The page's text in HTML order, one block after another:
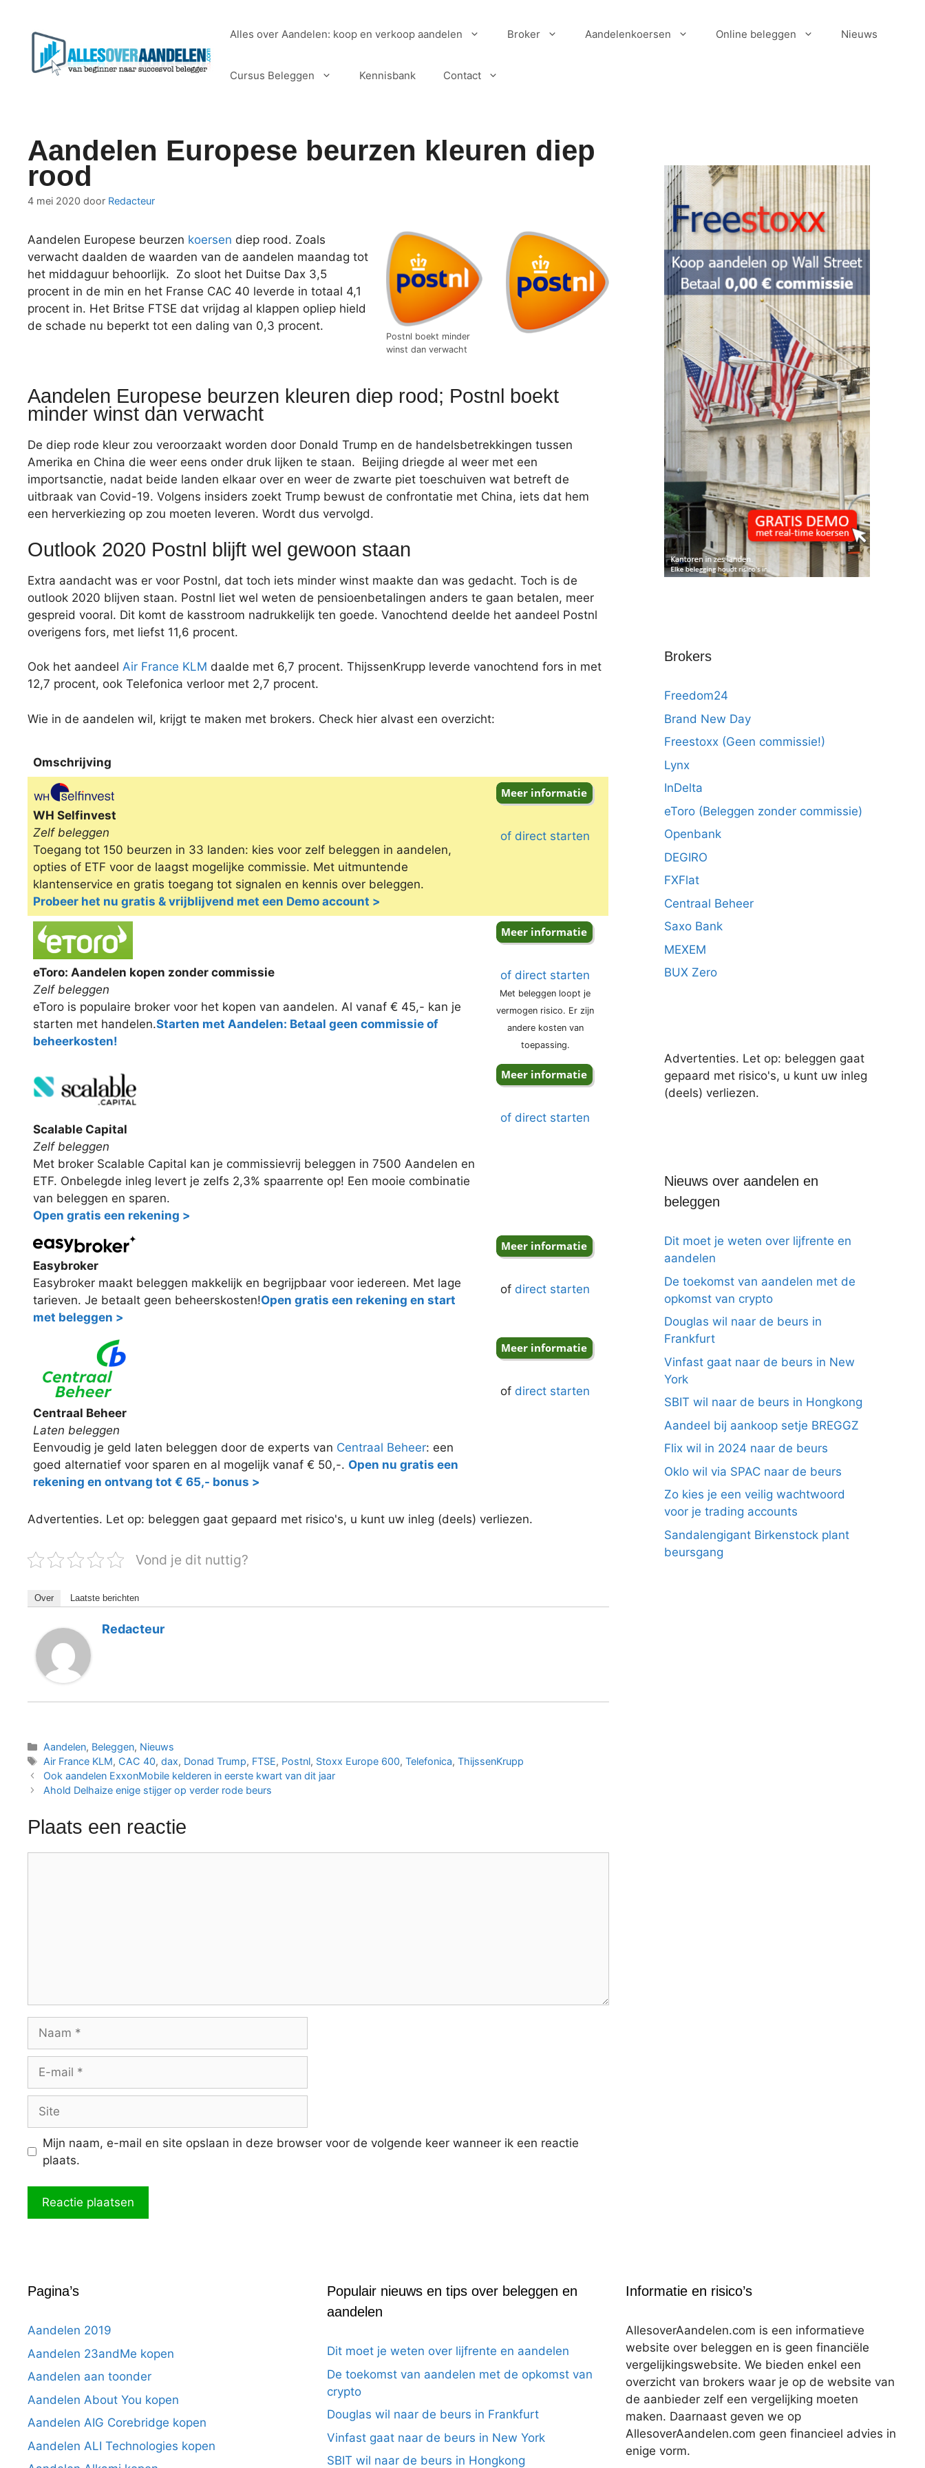
Alles over Aandelen: koop en verkoop aandelen Broker Aandelenkoersen Online beleggen Nieuws
Cursus Beleggen Kennisbank Contact
Aandelen Europese beurzen kleuren diep
rood
4 mei 2020 door Redacteur
Postnl boekt minder
winst dan verwacht
Aandelen Europese beurzen koersen diep rood. Zoals
verwacht daalden de waarden van de aandelen maandag tot
het middaguur behoorlijk. Zo sloot het Duitse Dax 3,5
procent in de min en het Franse CAC 40 leverde in totaal 4,1
procent in. Het Britse FTSE dat vrijdag al klappen opliep hield
de schade nu beperkt tot een daling van 0,3 procent.
Aandelen Europese beurzen kleuren diep rood; Postnl boekt
minder winst dan verwacht
De diep rode kleur zou veroorzaakt worden door Donald Trump en de handelsbetrekkingen tussen
Amerika en China die weer eens onder druk lijken te staan. Beijing driegde al weer met een
importsanctie, nadat beide landen elkaar over en weer de zwarte piet toeschuiven wat betreft de
uitbraak van Covid-19. Volgens insiders zoekt Trump bewust de confrontatie met China, iets dat hem
een herverkiezing op zou moeten leveren. Wordt dus vervolgd.
Outlook 2020 Postnl blijft wel gewoon staan
Extra aandacht was er voor Postnl, dat toch iets minder winst maakte dan was gedacht. Toch is de
outlook 2020 blijven staan. Postnl liet wel weten de pensioenbetalingen anders te gaan betalen, meer
gespreid vooral. Dit komt de kasstroom nadrukkelijk ten goede. Vanochtend deelde het aandeel Postnl
overigens fors, met liefst 11,6 procent.
Ook het aandeel Air France KLM daalde met 6,7 procent. ThijssenKrupp leverde vanochtend fors in met
12,7 procent, ook Telefonica verloor met 2,7 procent.
Wie in de aandelen wil, krijgt te maken met brokers. Check hier alvast een overzicht:
Omschrijving
Omschrijving
WH Selfinvest
Zelf beleggen
Toegang tot 150 beurzen in 33 landen: kies voor zelf beleggen in aandelen,
opties of ETF voor de laagst mogelijke commissie. Met uitmuntende
klantenservice en gratis toegang tot signalen en kennis over beleggen.
Probeer het nu gratis & vrijblijvend met een Demo account >
of direct starten
eToro: Aandelen kopen zonder commissie
Zelf beleggen
eToro is populaire broker voor het kopen van aandelen. Al vanaf € 45,- kan je
starten met handelen.Starten met Aandelen: Betaal geen commissie of
beheerkosten!
of direct starten
Met beleggen loopt je
vermogen risico. Er zijn
andere kosten van
toepassing.
Scalable Capital
Zelf beleggen
Met broker Scalable Capital kan je commissievrij beleggen in 7500 Aandelen en
ETF. Onbelegde inleg levert je zelfs 2,3% spaarrente op! Een mooie combinatie
van beleggen en sparen.
Open gratis een rekening >
of direct starten
Easybroker
Easybroker maakt beleggen makkelijk en begrijpbaar voor iedereen. Met lage
tarieven. Je betaalt geen beheerskosten!Open gratis een rekening en start
met beleggen >
of direct starten
Centraal Beheer
Laten beleggen
Eenvoudig je geld laten beleggen door de experts van Centraal Beheer: een
goed alternatief voor sparen en al mogelijk vanaf € 50,-. Open nu gratis een
rekening en ontvang tot € 65,- bonus >
of direct starten
Advertenties. Let op: beleggen gaat gepaard met risico's, u kunt uw inleg (deels) verliezen.
Vond je dit nuttig?
Over Laatste berichten
Redacteur
Categorieën
Aandelen, Beleggen, Nieuws
Tags
Air France KLM, CAC 40,dax, Donad Trump, FTSE, Postnl, Stoxx Europe 600,Telefonica,ThijssenKrupp
Ook aandelen ExxonMobile kelderen in eerste kwart van dit jaar
Ahold Delhaize enige stijger op verder rode beurs
Plaats een reactie
mail
Mijn naam, e-mail en site opslaan in deze browser voor de volgende keer wanneer ik een reactie
plaats.
Brokers
Freedom24
Brand New Day
Freestoxx (Geen commissie!)
Lynx
InDelta
eToro (Beleggen zonder commissie)
Openbank
DEGIRO
FXFlat
Centraal Beheer
Saxo Bank
MEXEM
BUX Zero
Advertenties. Let op: beleggen gaat
gepaard met risico's, u kunt uw inleg
(deels) verliezen.
Nieuws over aandelen en
beleggen
Dit moet je weten over lijfrente en
aandelen
De toekomst van aandelen met de
opkomst van crypto
Douglas wil naar de beurs in
Frankfurt
Vinfast gaat naar de beurs in New
York
SBIT wil naar de beurs in Hongkong
Aandeel bij aankoop setje BREGGZ
Flix wil in 2024 naar de beurs
Oklo wil via SPAC naar de beurs
Zo kies je een veilig wachtwoord
voor je trading accounts
Sandalengigant Birkenstock plant
beursgang
Pagina’s
Aandelen 2019
Aandelen 23andMe kopen
Aandelen aan toonder
Aandelen About You kopen
Aandelen AIG Corebridge kopen
Aandelen ALI Technologies kopen
Populair nieuws en tips over beleggen en
aandelen
Dit moet je weten over lijfrente en aandelen
De toekomst van aandelen met de opkomst van
crypto
Douglas wil naar de beurs in Frankfurt
Vinfast gaat naar de beurs in New York
SBIT wil naar de beurs in Hongkong
Informatie en risico’s
AllesoverAandelen.com is een informatieve
website over beleggen en is geen financiële
vergelijkingswebsite. We bieden enkel een
overzicht van brokers waar je op de website van
de aanbieder zelf een vergelijking moeten
maken. Daarnaast geven we op
AllesoverAandelen.com geen financieel advies in
enige vorm.